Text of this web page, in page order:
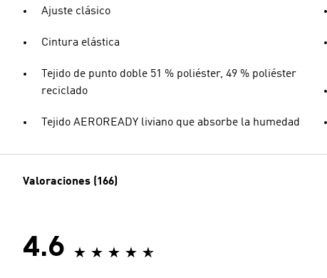
Ajuste clásico
Cintura elástica
Tejido de punto doble 51 % poliéster, 49 % poliéster
reciclado
Tejido AEROREADY liviano que absorbe la humedad
Valoraciones (166)
4.6